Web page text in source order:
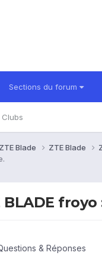
Sections du forum
Clubs
ZTE Blade ZTE Blade
& Réponses